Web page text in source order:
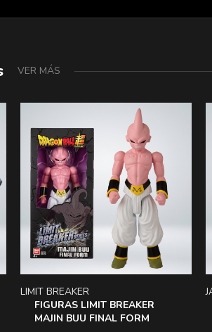
VER MÁS
FIGURAS LIMIT BREAKER
MAJIN BUU FINAL FORM
LIMIT BREAKER